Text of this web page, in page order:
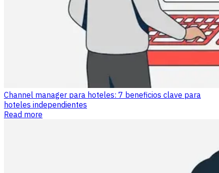
Channel manager para hoteles: 7 beneficios clave para
hoteles independientes
Read more